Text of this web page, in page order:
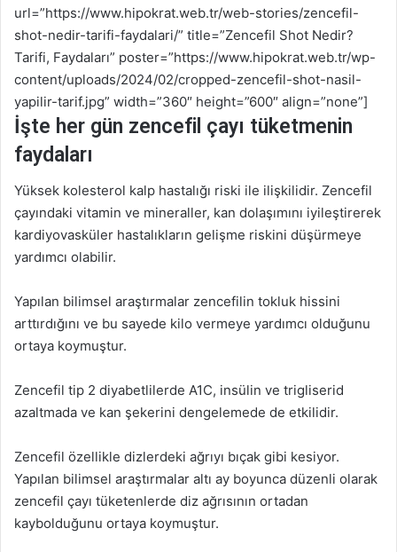
url=”https://www.hipokrat.web.tr/web-stories/zencefil-
shot-nedir-tarifi-faydalari/” title=”Zencefil Shot Nedir?
Tarifi, Faydaları” poster=”https://www.hipokrat.web.tr/wp-
content/uploads/2024/02/cropped-zencefil-shot-nasil-
yapilir-tarif.jpg” width=”360″ height=”600″ align=”none”]
İşte her gün zencefil çayı tüketmenin
faydaları
Yüksek kolesterol kalp hastalığı riski ile ilişkilidir. Zencefil
çayındaki vitamin ve mineraller, kan dolaşımını iyileştirerek
kardiyovasküler hastalıkların gelişme riskini düşürmeye
yardımcı olabilir.
Yapılan bilimsel araştırmalar zencefilin tokluk hissini
arttırdığını ve bu sayede kilo vermeye yardımcı olduğunu
ortaya koymuştur.
Zencefil tip 2 diyabetlilerde A1C, insülin ve trigliserid
azaltmada ve kan şekerini dengelemede de etkilidir.
Zencefil özellikle dizlerdeki ağrıyı bıçak gibi kesiyor.
Yapılan bilimsel araştırmalar altı ay boyunca düzenli olarak
zencefil çayı tüketenlerde diz ağrısının ortadan
kaybolduğunu ortaya koymuştur.